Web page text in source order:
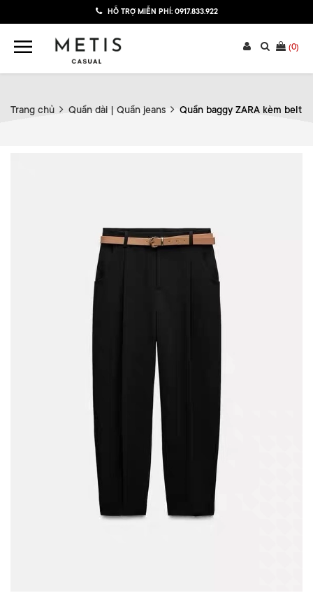
HỖ TRỢ MIỄN PHÍ: 0917.833.922
(0)
Trang chủ Quần dài | Quần jeans Quần baggy ZARA kèm belt